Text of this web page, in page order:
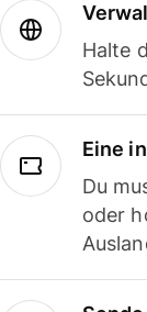
Halte
Eine
Du
oder